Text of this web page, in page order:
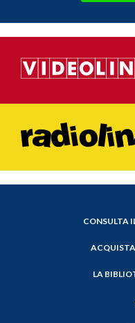
CONSULTA
LA